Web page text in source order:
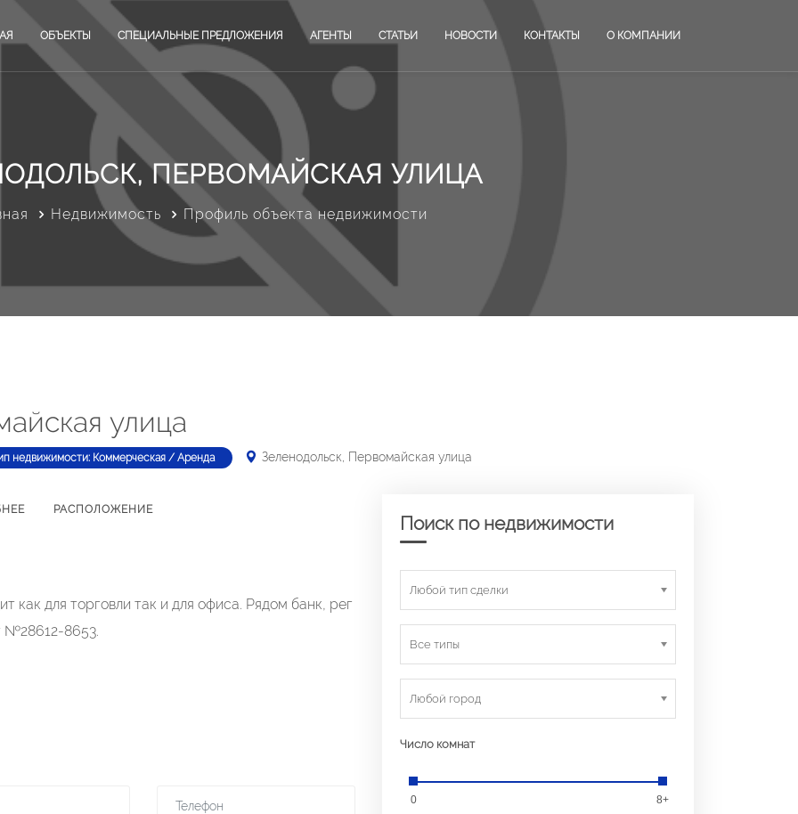
ОБЪЕКТЫ СПЕЦИАЛЬНЫЕ ПРЕДЛОЖЕНИЯ АГЕНТЫ СТАТЬИ НОВОСТИ КОНТАКТЫ О КОМПАНИИ
ПЕРВОМАЙСКАЯ УЛИЦА
Недвижимость Профиль объекта недвижимости
улица
недвижимости: Коммерческая / Аренда Зеленодольск, Первомайская улица
РАСПОЛОЖЕНИЕ
как для торговли так и для офиса. Рядом банк, рег
№28612-8653.
Поиск по недвижимости
Любой тип сделки
Все типы
Любой город
Число комнат
0 8+